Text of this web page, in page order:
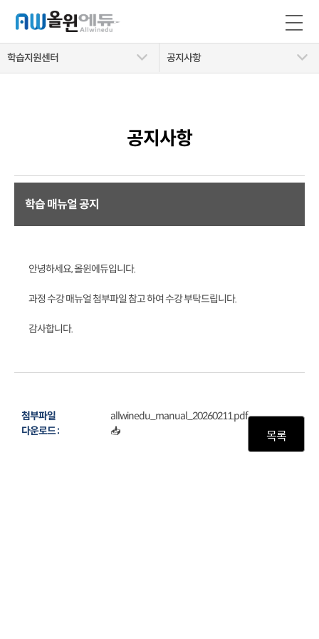
학습지원센터 공지사항
공지사항
학습 매뉴얼 공지
안녕하세요, 올윈에듀입니다.
과정 수강 매뉴얼 첨부파일 참고 하여 수강 부탁드립니다.
감사합니다.​
첨부파일
다운로드 :
allwinedu_manual_20260211.pdf
📥